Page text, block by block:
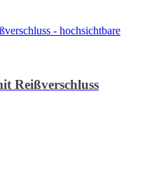
Reißverschluss